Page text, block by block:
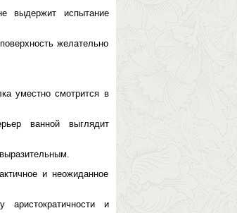
выдержит испытание
желательно
уместно смотрится в
ванной выглядит
и неожиданное
и